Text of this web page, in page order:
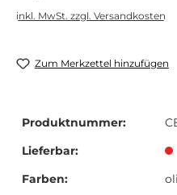
inkl. MwSt. zzgl. Versandkosten
Zum Merkzettel hinzufügen
Produktnummer:
Lieferbar:
Farben: